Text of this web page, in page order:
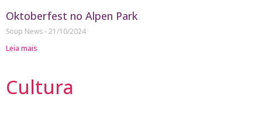
Oktoberfest no Alpen Park
Soup News 21/10/2024
Leia mais
Cultura